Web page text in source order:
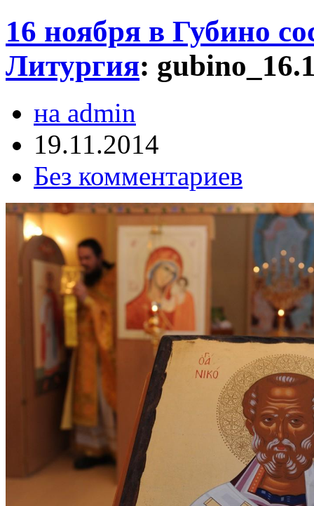
16 ноября в Губино
Литургия:
на admin
19.11.2014
Без комментариев